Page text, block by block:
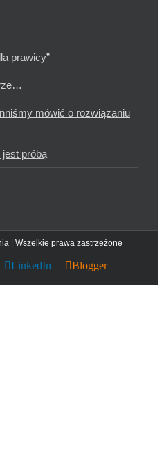
prawicy”
mówić o rozwiązaniu
jest próbą
| Wszelkie prawa zastrzeżone
LinkedIn Blogger